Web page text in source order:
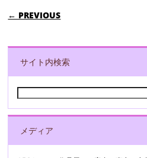
POST NAVIGATION
← PREVIOUS
サイト内検索
メディア